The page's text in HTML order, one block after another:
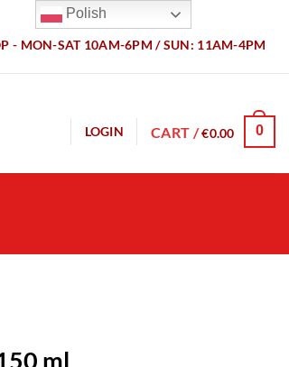
- MON-SAT 10AM-6PM / SUN: 11AM-4PM
LOGIN CART /€0.00 0
ml
Polish